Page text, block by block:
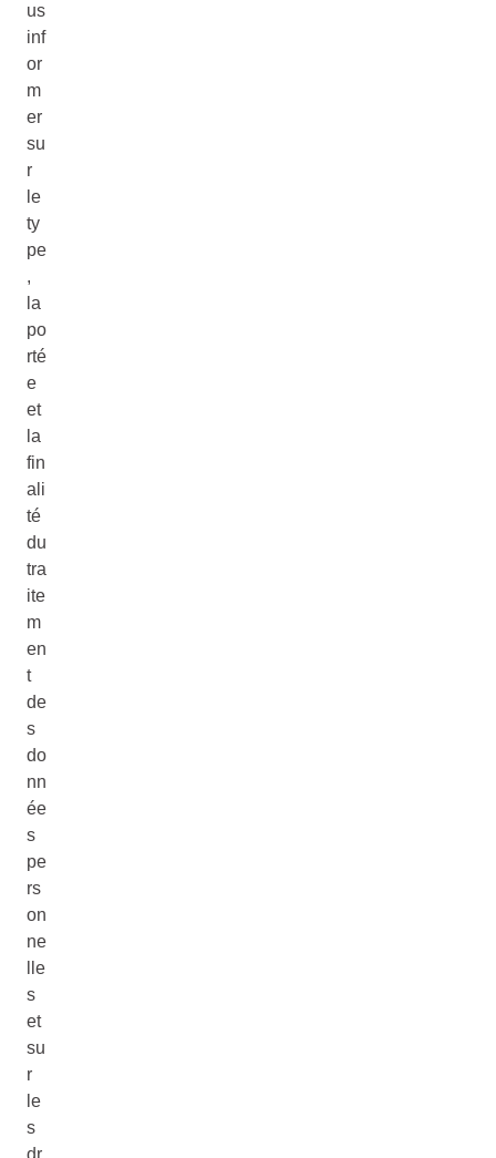
us
inf
or
m
er
su
r
le
ty
pe
,
la
po
rté
e
et
la
fin
ali
té
du
tra
ite
m
en
t
de
s
do
nn
ée
s
pe
rs
on
ne
lle
s
et
su
r
le
s
dr